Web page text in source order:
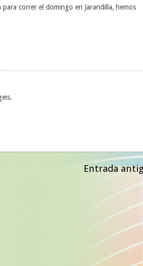
correr el domingo en Jarandilla, hemos
Entrada